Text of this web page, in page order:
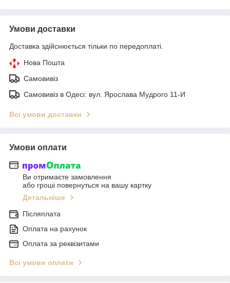
Умови доставки
Доставка здійснюється тільки по передоплаті.
Нова Пошта
Самовивіз
Самовивіз в Одесі: вул. Ярослава Мудрого 11-И
Всі умови доставки
Умови оплати
Ви отримаєте замовлення
або гроші повернуться на вашу картку
Детальніше
Післяплата
Оплата на рахунок
Оплата за реквізитами
Всі умови оплати